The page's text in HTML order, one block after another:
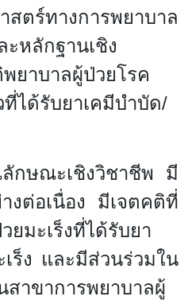
ร์ทางการพยาบาล
ะหลักฐานเชิง
ยาบาลผู้ป่วยโรค
ที่ได้รับยาเคมีบำบัด/
กษณะเชิงวิชาชีพ มี
งต่อเนื่อง มีเจตคติที่
ยมะเร็งที่ได้รับยา
ร็ง และมีส่วนร่วมใน
าขาการพยาบาลผู้